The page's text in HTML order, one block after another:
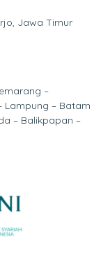
Jawa Timur
–
Lampung – Batam
– Balikpapan –